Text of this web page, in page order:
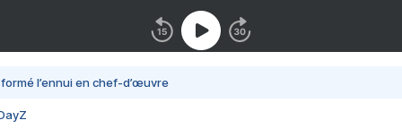
l’ennui en chef-d’œuvre